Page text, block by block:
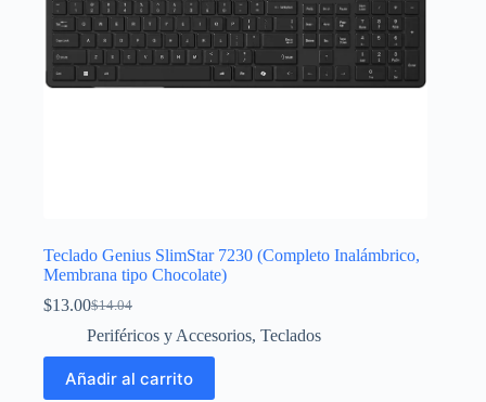
Teclado Genius SlimStar 7230 (Completo Inalámbrico,
Membrana tipo Chocolate)
$14.04
El
precio
original
era:
$14.04.
$13.00El
precio
actual
es:
$13.00.
Periféricos y Accesorios, Teclados
Añadir al carrito